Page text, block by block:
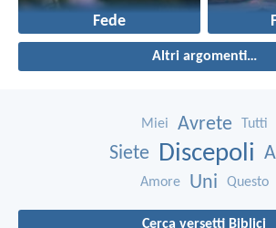
Fede
Altri argomenti…
Miei Avrete Tutti
Siete Discepoli
Amore Uni Questo
Cerca versetti Biblici